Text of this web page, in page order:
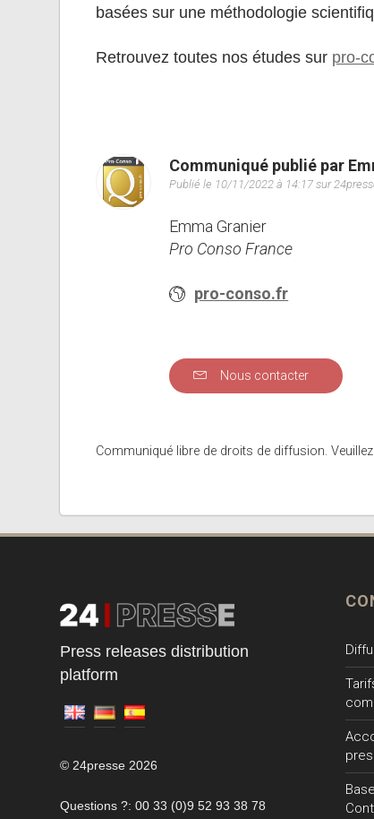
basées sur une méthodologie
Retrouvez toutes nos études sur pro-
Communiqué publié par
Publié le 10/11/2022 à 14:17 sur
Emma Granier
Pro Conso France
pro-conso.fr
Nous contacter
Communiqué libre de droits de diffusion.
Press releases distribution
platform
© 24presse 2026
Questions ?: 00 33 (0)9 52 93 38 78